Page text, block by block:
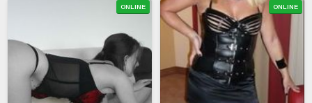
ONLINE ONLINE